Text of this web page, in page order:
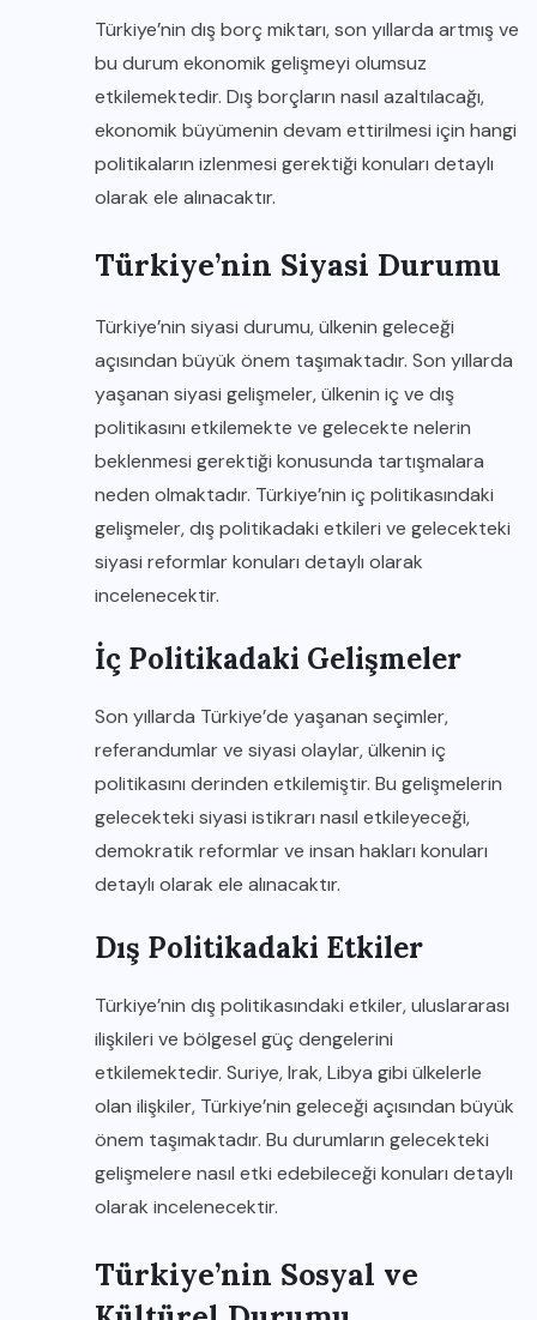
Türkiye’nin dış borç miktarı, son yıllarda artmış ve
bu durum ekonomik gelişmeyi olumsuz
etkilemektedir. Dış borçların nasıl azaltılacağı,
ekonomik büyümenin devam ettirilmesi için hangi
politikaların izlenmesi gerektiği konuları detaylı
olarak ele alınacaktır.
Türkiye’nin Siyasi Durumu
Türkiye’nin siyasi durumu, ülkenin geleceği
açısından büyük önem taşımaktadır. Son yıllarda
yaşanan siyasi gelişmeler, ülkenin iç ve dış
politikasını etkilemekte ve gelecekte nelerin
beklenmesi gerektiği konusunda tartışmalara
neden olmaktadır. Türkiye’nin iç politikasındaki
gelişmeler, dış politikadaki etkileri ve gelecekteki
siyasi reformlar konuları detaylı olarak
incelenecektir.
İç Politikadaki Gelişmeler
Son yıllarda Türkiye’de yaşanan seçimler,
referandumlar ve siyasi olaylar, ülkenin iç
politikasını derinden etkilemiştir. Bu gelişmelerin
gelecekteki siyasi istikrarı nasıl etkileyeceği,
demokratik reformlar ve insan hakları konuları
detaylı olarak ele alınacaktır.
Dış Politikadaki Etkiler
Türkiye’nin dış politikasındaki etkiler, uluslararası
ilişkileri ve bölgesel güç dengelerini
etkilemektedir. Suriye, Irak, Libya gibi ülkelerle
olan ilişkiler, Türkiye’nin geleceği açısından büyük
önem taşımaktadır. Bu durumların gelecekteki
gelişmelere nasıl etki edebileceği konuları detaylı
olarak incelenecektir.
Türkiye’nin Sosyal ve